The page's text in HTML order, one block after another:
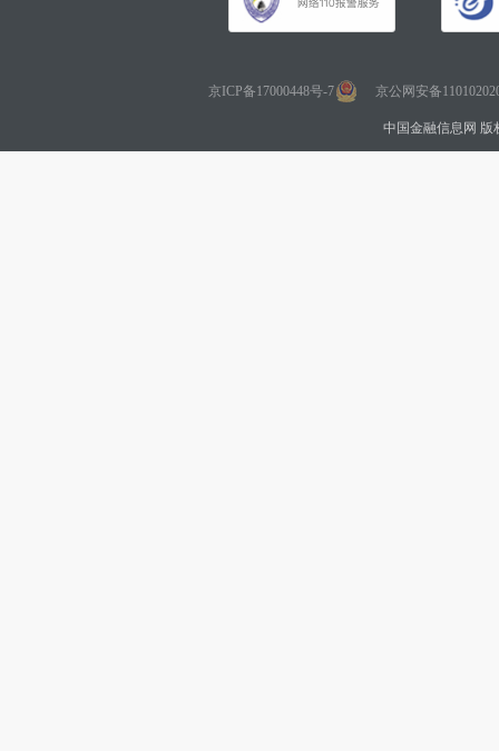
京ICP备17000448号-7 京公网安备
中国金融信息网 版